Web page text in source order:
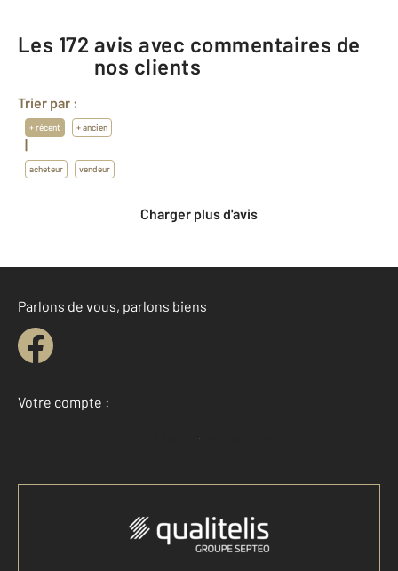
Les 172 avis avec commentaires de
nos clients
Trier par :
+ récent + ancien
|
acheteur vendeur
Charger plus d'avis
Parlons de vous, parlons biens
Votre compte :
Accéder à mon compte